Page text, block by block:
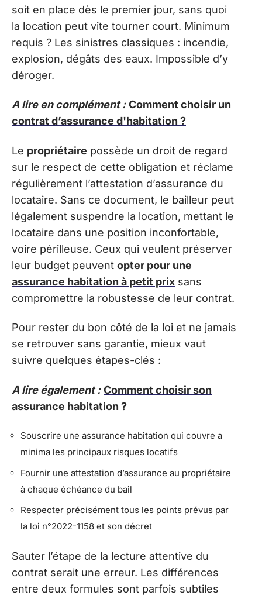
soit en place dès le premier jour, sans quoi
la location peut vite tourner court. Minimum
requis ? Les sinistres classiques : incendie,
explosion, dégâts des eaux. Impossible d’y
déroger.
A lire en complément : Comment choisir un
contrat d’assurance d'habitation ?
Le propriétaire possède un droit de regard
sur le respect de cette obligation et réclame
régulièrement l’attestation d’assurance du
locataire. Sans ce document, le bailleur peut
légalement suspendre la location, mettant le
locataire dans une position inconfortable,
voire périlleuse. Ceux qui veulent préserver
leur budget peuvent opter pour une
assurance habitation à petit prix sans
compromettre la robustesse de leur contrat.
Pour rester du bon côté de la loi et ne jamais
se retrouver sans garantie, mieux vaut
suivre quelques étapes-clés :
A lire également : Comment choisir son
assurance habitation ?
Souscrire une assurance habitation qui couvre a
minima les principaux risques locatifs
Fournir une attestation d’assurance au propriétaire
à chaque échéance du bail
Respecter précisément tous les points prévus par
la loi n°2022-1158 et son décret
Sauter l’étape de la lecture attentive du
contrat serait une erreur. Les différences
entre deux formules sont parfois subtiles